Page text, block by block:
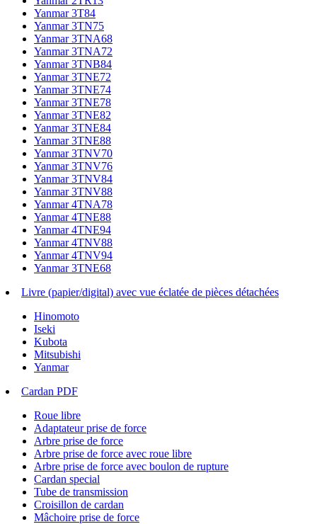
Yanmar 3T84
Yanmar 3TN75
Yanmar 3TNA68
Yanmar 3TNA72
Yanmar 3TNB84
Yanmar 3TNE72
Yanmar 3TNE74
Yanmar 3TNE78
Yanmar 3TNE82
Yanmar 3TNE84
Yanmar 3TNE88
Yanmar 3TNV70
Yanmar 3TNV76
Yanmar 3TNV84
Yanmar 3TNV88
Yanmar 4TNA78
Yanmar 4TNE88
Yanmar 4TNE94
Yanmar 4TNV88
Yanmar 4TNV94
Yanmar 3TNE68
Livre (papier/digital) avec vue éclatée de pièces détachées
Hinomoto
Iseki
Kubota
Mitsubishi
Yanmar
Cardan PDF
Roue libre
Adaptateur prise de force
Arbre prise de force
Arbre prise de force avec roue libre
Arbre prise de force avec boulon de rupture
Cardan special
Tube de transmission
Croisillon de cardan
Mâchoire prise de force